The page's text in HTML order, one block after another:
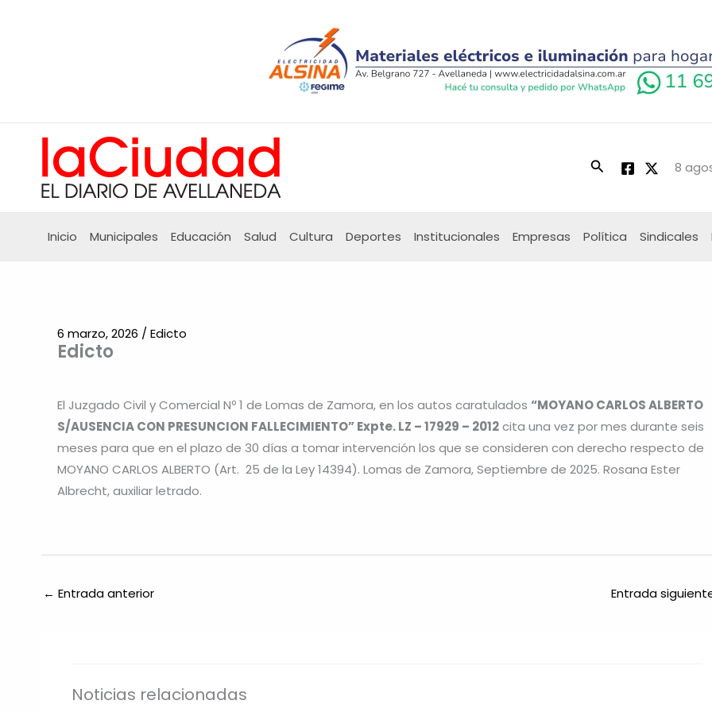
Buscar 8
Inicio Municipales Educación Salud Cultura Deportes Institucionales Empresas Política Sindicales
Edicto
6 marzo, 2026 / Edicto
El Juzgado Civil y Comercial Nº 1 de Lomas de Zamora, en los autos caratulados “MOYANO CARLOS ALBERTO
S/AUSENCIA CON PRESUNCION FALLECIMIENTO” Expte. LZ – 17929 – 2012cita una vez por mes durante seis
meses para que en el plazo de 30 días a tomar intervención los que se consideren con derecho respecto de
MOYANO CARLOS ALBERTO (Art. 25 de la Ley 14394). Lomas de Zamora, Septiembre de 2025. Rosana Ester
Albrecht, auxiliar letrado.
← Entrada anterior Entrada
Noticias relacionadas